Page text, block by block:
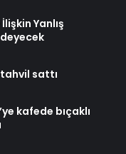
Yanlış
sattı
kafede bıçaklı